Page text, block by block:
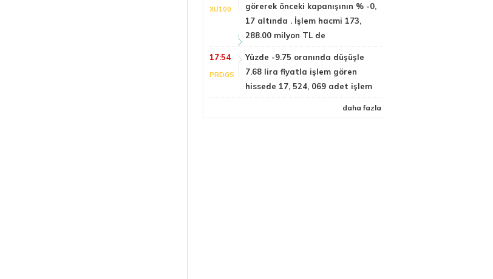
XU100
görerek önceki kapanışının % -0,
17 altında . İşlem hacmi 173,
288.00 milyon TL de
17:54
PRDGS
Yüzde -9.75 oranında düşüşle
7.68 lira fiyatla işlem gören
hissede 17, 524, 069 adet işlem
daha fazla